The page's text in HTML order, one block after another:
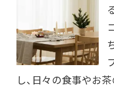
し、日々の食事やお